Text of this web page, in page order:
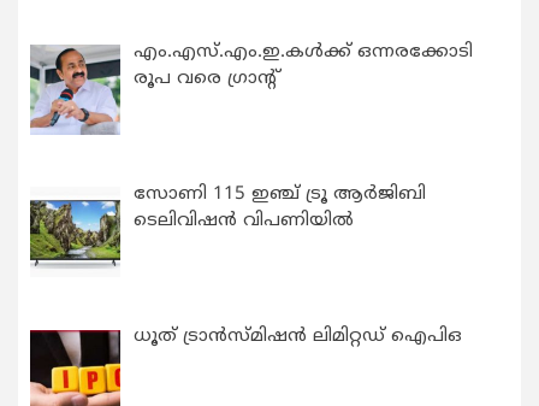
എം.എസ്.എം.ഇ.കൾക്ക് ഒന്നരക്കോടി
രൂപ വരെ ഗ്രാന്റ്
സോണി 115 ഇഞ്ച് ട്രൂ ആർജിബി
ടെലിവിഷൻ വിപണിയിൽ
ധൂത് ട്രാൻസ്മിഷൻ ലിമിറ്റഡ് ഐപിഒ